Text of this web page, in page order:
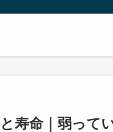
寿命｜弱って